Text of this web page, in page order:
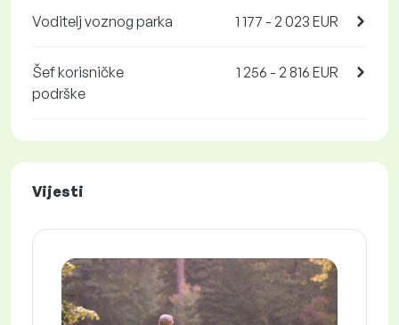
Voditelj voznog parka 1 177 - 2 023 EUR
Šef korisničke
podrške
1 256 - 2 816 EUR
Vijesti